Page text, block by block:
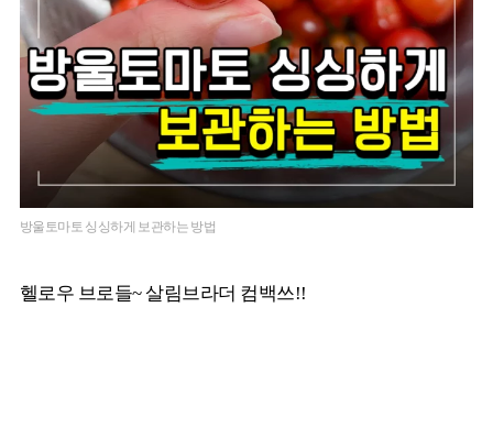
방울토마토 싱싱하게 보관하는 방법
헬로우 브로들~ 살림브라더 컴백쓰!!